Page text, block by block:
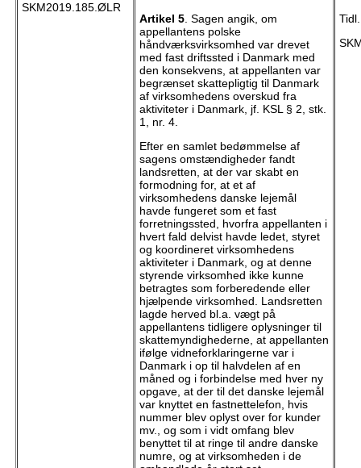
SKM2019.185.ØLR
Artikel 5. Sagen angik, om
appellantens polske
håndværksvirksomhed var drevet
med fast driftssted i Danmark med
den konsekvens, at appellanten var
begrænset skattepligtig til Danmark
af virksomhedens overskud fra
aktiviteter i Danmark, jf. KSL § 2, stk.
1, nr. 4.
Efter en samlet bedømmelse af
sagens omstændigheder fandt
landsretten, at der var skabt en
formodning for, at et af
virksomhedens danske lejemål
havde fungeret som et fast
forretningssted, hvorfra appellanten i
hvert fald delvist havde ledet, styret
og koordineret virksomhedens
aktiviteter i Danmark, og at denne
styrende virksomhed ikke kunne
betragtes som forberedende eller
hjælpende virksomhed. Landsretten
lagde herved bl.a. vægt på
appellantens tidligere oplysninger til
skattemyndighederne, at appellanten
ifølge vidneforklaringerne var i
Danmark i op til halvdelen af en
måned og i forbindelse med hver ny
opgave, at der til det danske lejemål
var knyttet en fastnettelefon, hvis
nummer blev oplyst over for kunder
mv., og som i vidt omfang blev
benyttet til at ringe til andre danske
numre, og at virksomheden i de